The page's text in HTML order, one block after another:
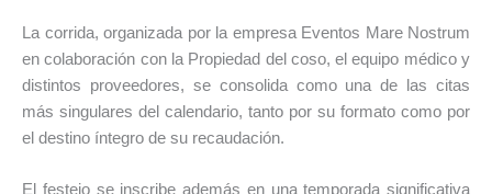
La corrida, organizada por la empresa Eventos Mare Nostrum
en colaboración con la Propiedad del coso, el equipo médico y
distintos proveedores, se consolida como una de las citas
más singulares del calendario, tanto por su formato como por
el destino íntegro de su recaudación.
El festejo se inscribe además en una temporada significativa